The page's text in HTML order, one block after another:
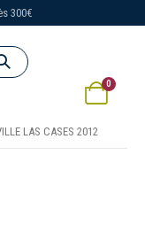
300€
0
LAS CASES 2012